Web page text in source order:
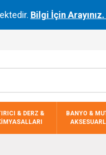
Bilgi İçin
& DERZ &
BANYO &